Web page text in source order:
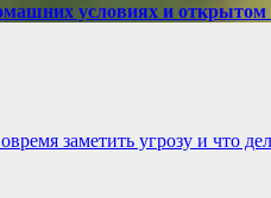
условиях и открытом